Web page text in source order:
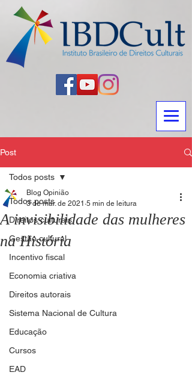
Post
Todos posts
Direitos culturais
Gestão cultural
Incentivo fiscal
Economia criativa
Direitos autorais
Sistema Nacional de Cultura
Educação
Cursos
EAD
Todos posts
A invisibilidade das mulheres
na História
Blog Opinião
3 de mar. de 2021 5 min de leitura